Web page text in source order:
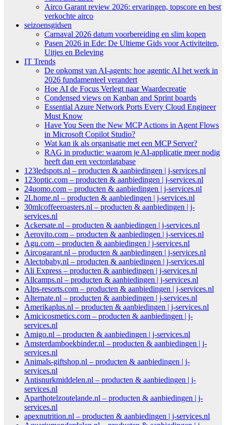
Airco Garant review 2026: ervaringen, topscore en best
verkochte airco
seizoensgidsen
Carnaval 2026 datum voorbereiding en slim kopen
Pasen 2026 in Ede: De Ultieme Gids voor Activiteiten,
Uitjes en Beleving
IT Trends
De opkomst van AI-agents: hoe agentic AI het werk in
2026 fundamenteel verandert
Hoe AI de Focus Verlegt naar Waardecreatie
Condensed views on Kanban and Sprint boards
Essential Azure Network Ports Every Cloud Engineer
Must Know
Have You Seen the New MCP Actions in Agent Flows
in Microsoft Copilot Studio?
Wat kan ik als organisatie met een MCP Server?
RAG in productie: waarom je AI-applicatie meer nodig
heeft dan een vectordatabase
123ledspots.nl – producten & aanbiedingen | j-services.nl
123optic.com – producten & aanbiedingen | j-services.nl
24uomo.com – producten & aanbiedingen | j-services.nl
2Lhome.nl – producten & aanbiedingen | j-services.nl
30mlcoffeeroasters.nl – producten & aanbiedingen | j-
services.nl
Ackersate.nl – producten & aanbiedingen | j-services.nl
Aerovito.com – producten & aanbiedingen | j-services.nl
Agu.com – producten & aanbiedingen | j-services.nl
Aircogarant.nl – producten & aanbiedingen | j-services.nl
Alectobaby.nl – producten & aanbiedingen | j-services.nl
Ali Express – producten & aanbiedingen | j-services.nl
Allcamps.nl – producten & aanbiedingen | j-services.nl
Alps-resorts.com – producten & aanbiedingen | j-services.nl
Alternate.nl – producten & aanbiedingen | j-services.nl
Amerikaplus.nl – producten & aanbiedingen | j-services.nl
Amicicosmetics.com – producten & aanbiedingen | j-
services.nl
Amigo.nl – producten & aanbiedingen | j-services.nl
Amsterdamboekbinder.nl – producten & aanbiedingen | j-
services.nl
Animals-giftshop.nl – producten & aanbiedingen | j-
services.nl
Antisnurkmiddelen.nl – producten & aanbiedingen | j-
services.nl
Aparthotelzoutelande.nl – producten & aanbiedingen | j-
services.nl
apexnutrition.nl – producten & aanbiedingen | j-services.nl